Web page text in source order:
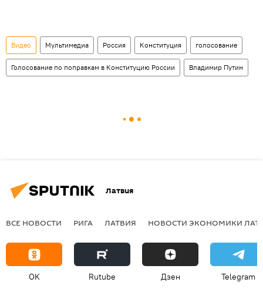
Видео Мультимедиа Россия Конституция голосование
Голосование по поправкам в Конституцию России Владимир Путин
Латвия
ВСЕ НОВОСТИ РИГА ЛАТВИЯ НОВОСТИ ЭКОНОМИКИ
OK Rutube Дзен Telegram